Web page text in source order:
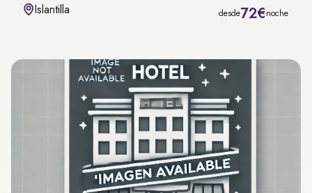
Islantilla desde72€noche